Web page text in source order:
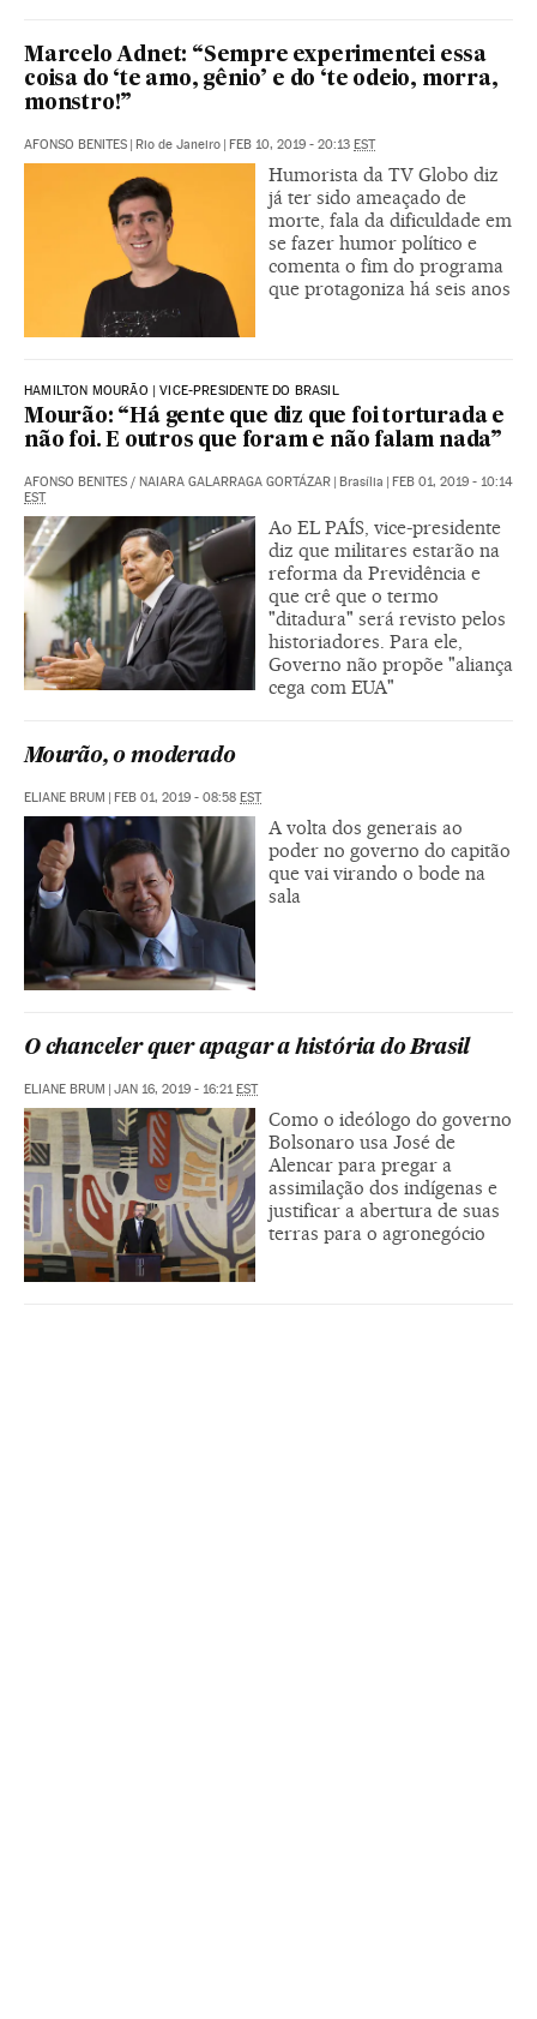
Marcelo Adnet: “Sempre experimentei essa
coisa do ‘te amo, gênio’ e do ‘te odeio, morra,
monstro!”
AFONSO BENITES | Rio de Janeiro | FEB 10, 2019 - 20:13 EST
Humorista da TV Globo diz
já ter sido ameaçado de
morte, fala da dificuldade em
se fazer humor político e
comenta o fim do programa
que protagoniza há seis anos
HAMILTON MOURÃO | VICE-PRESIDENTE DO BRASIL
Mourão: “Há gente que diz que foi torturada e
não foi. E outros que foram e não falam nada”
AFONSO BENITES / NAIARA GALARRAGA GORTÁZAR | Brasília | FEB 01, 2019 - 10:14
EST
Ao EL PAÍS, vice-presidente
diz que militares estarão na
reforma da Previdência e
que crê que o termo
"ditadura" será revisto pelos
historiadores. Para ele,
Governo não propõe "aliança
cega com EUA"
Mourão, o moderado
ELIANE BRUM | FEB 01, 2019 - 08:58 EST
A volta dos generais ao
poder no governo do capitão
que vai virando o bode na
sala
O chanceler quer apagar a história do Brasil
ELIANE BRUM | JAN 16, 2019 - 16:21EST
Como o ideólogo do governo
Bolsonaro usa José de
Alencar para pregar a
assimilação dos indígenas e
justificar a abertura de suas
terras para o agronegócio